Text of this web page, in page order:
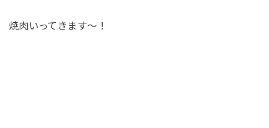
焼肉いってきます〜！